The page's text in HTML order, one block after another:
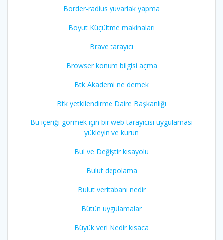
Border-radius yuvarlak yapma
Boyut Küçültme makinaları
Brave tarayıcı
Browser konum bilgisi açma
Btk Akademi ne demek
Btk yetkilendirme Daire Başkanlığı
Bu içeriği görmek için bir web tarayıcısı uygulaması
yükleyin ve kurun
Bul ve Değiştir kısayolu
Bulut depolama
Bulut veritabanı nedir
Bütün uygulamalar
Büyük veri Nedir kısaca